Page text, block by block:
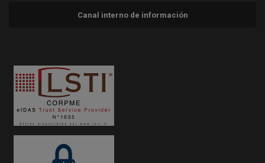
Canal interno de información